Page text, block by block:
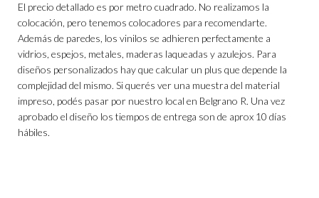
El precio detallado es por metro cuadrado. No realizamos la
colocación, pero tenemos colocadores para recomendarte.
Además de paredes, los vinilos se adhieren perfectamente a
vidrios, espejos, metales, maderas laqueadas y azulejos. Para
diseños personalizados hay que calcular un plus que depende la
complejidad del mismo. Si querés ver una muestra del material
impreso, podés pasar por nuestro local en Belgrano R. Una vez
aprobado el diseño los tiempos de entrega son de aprox 10 días
hábiles.